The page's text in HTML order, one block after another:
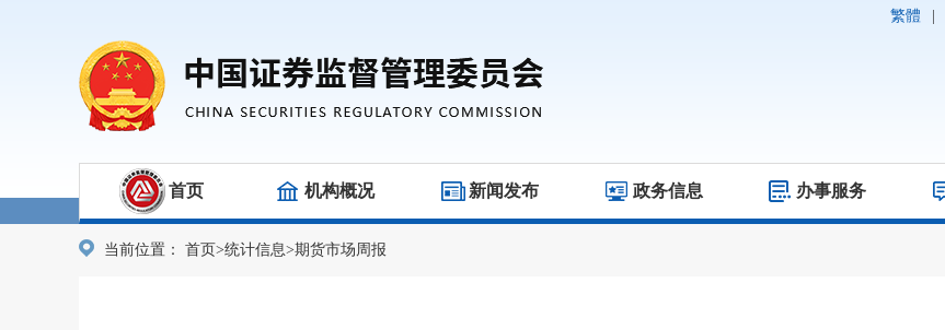
繁體
首页 机构概况 新闻发布 政务信息 办事服务
当前位置： 首页>统计信息>期货市场周报